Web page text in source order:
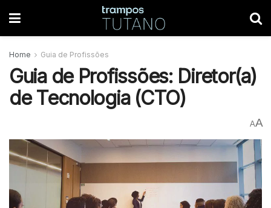
Home Guia de Profissões
Guia de Profissões: Diretor(a)
de Tecnologia (CTO)
AA